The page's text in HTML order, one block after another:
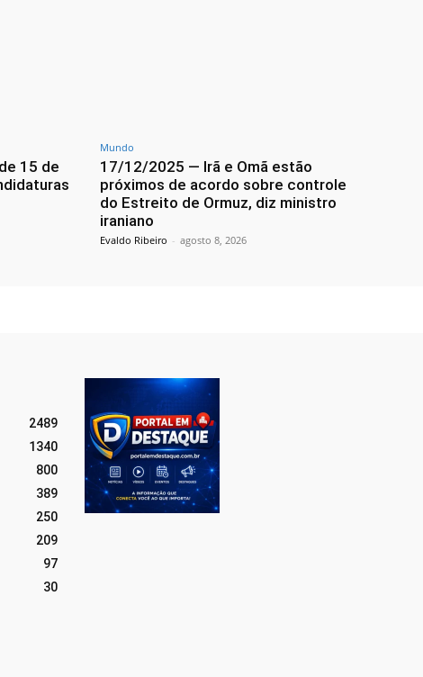
15 de
Mundo
17/12/2025 — Irã e Omã estão
próximos de acordo sobre controle
do Estreito de Ormuz, diz ministro
iraniano
Evaldo Ribeiro - agosto 8, 2026
2489
1340
800
389
250
209
97
30